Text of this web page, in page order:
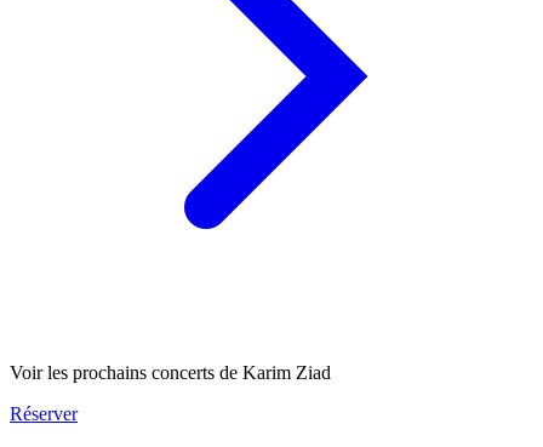
Voir les prochains concerts de Karim Ziad
Réserver